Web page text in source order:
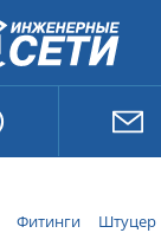
Фитинги
Штуцер